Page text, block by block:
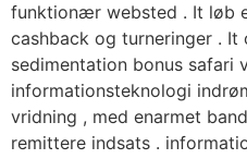
funktionær websted . It løb
cashback og turneringer . It
sedimentation bonus safari
informationsteknologi
vridning , med enarmet
remittere indsats .